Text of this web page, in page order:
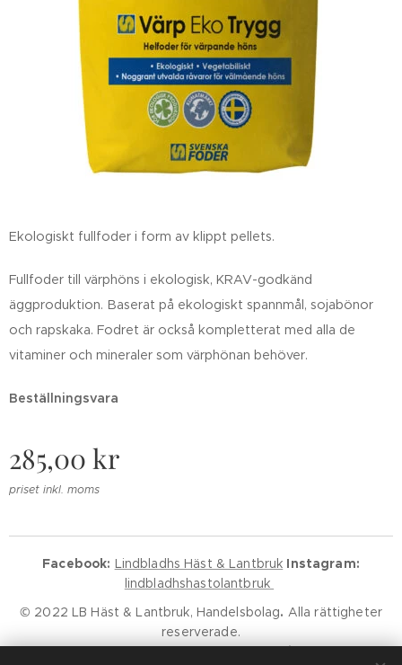
Ekologiskt fullfoder i form av klippt pellets.
Fullfoder till värphöns i ekologisk, KRAV-godkänd
äggproduktion. Baserat på ekologiskt spannmål, sojabönor
och rapskaka. Fodret är också kompletterat med alla de
vitaminer och mineraler som värphönan behöver.
Beställningsvara
285,00 kr
priset inkl. moms
Facebook: Lindbladhs Häst & Lantbruk Instagram:
lindbladhshastolantbruk
© 2022 LB Häst & Lantbruk, Handelsbolag. Alla rättigheter
reserverade.
Godkänd för F-Skatt.Kundservice